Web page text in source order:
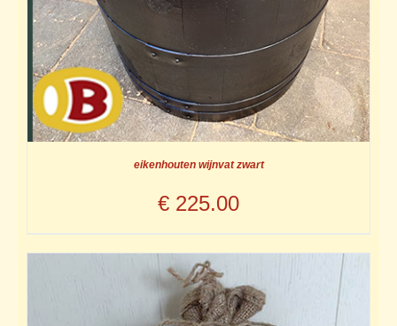
eikenhouten wijnvat zwart
€ 225.00